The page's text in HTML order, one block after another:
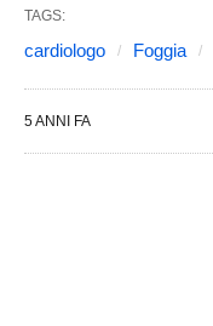
TAGS:
cardiologo Foggia
5 ANNI FA